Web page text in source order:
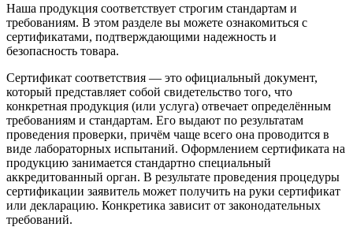
Наша продукция соответствует строгим стандартам и
требованиям. В этом разделе вы можете ознакомиться с
сертификатами, подтверждающими надежность и
безопасность товара.
Сертификат соответствия — это официальный документ,
который представляет собой свидетельство того, что
конкретная продукция (или услуга) отвечает определённым
требованиям и стандартам. Его выдают по результатам
проведения проверки, причём чаще всего она проводится в
виде лабораторных испытаний. Оформлением сертификата на
продукцию занимается стандартно специальный
аккредитованный орган. В результате проведения процедуры
сертификации заявитель может получить на руки сертификат
или декларацию. Конкретика зависит от законодательных
требований.